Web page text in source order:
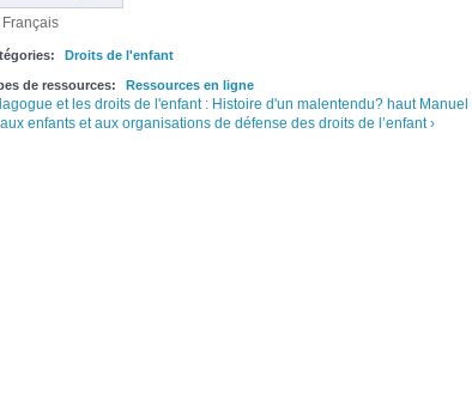
Français
Droits de l'enfant
de ressources: Ressources en ligne
et les droits de l'enfant : Histoire d'un malentendu? haut Manuel
enfants et aux organisations de défense des droits de l’enfant ›